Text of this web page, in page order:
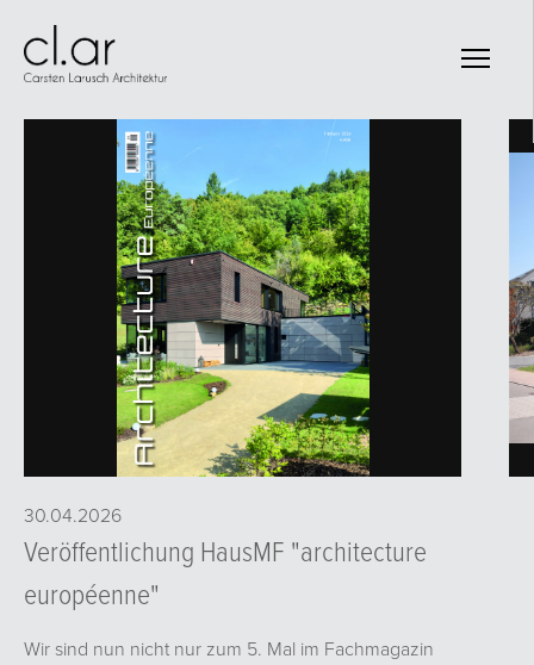
30.04.2026
Veröffentlichung HausMF "architecture
européenne"
Wir sind nun nicht nur zum 5. Mal im Fachmagazin